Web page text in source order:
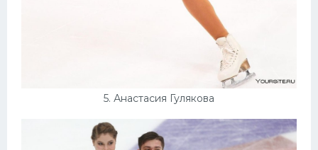
5. Анастасия Гулякова